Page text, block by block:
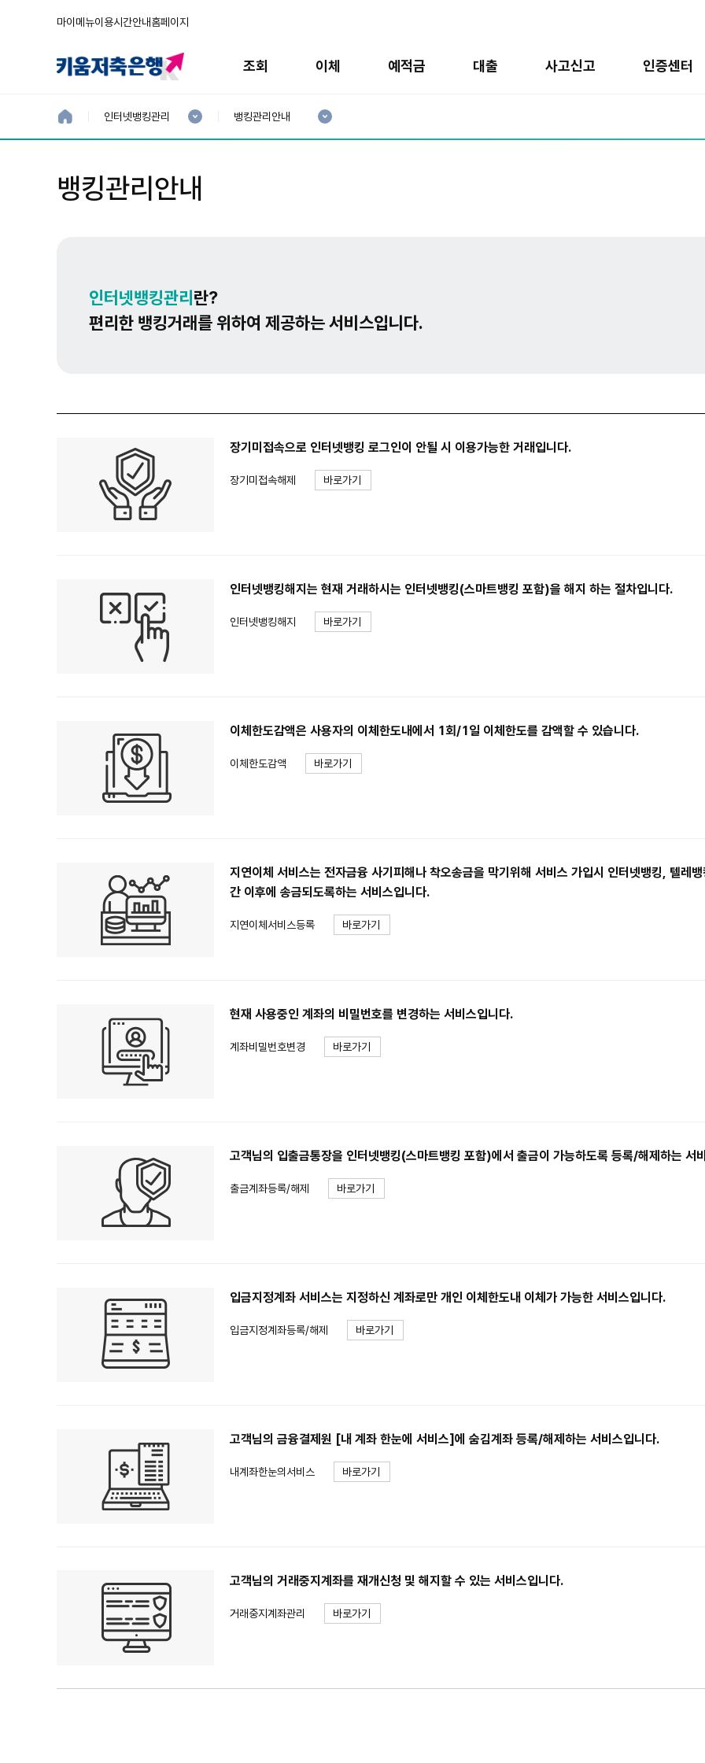
마이메뉴이용시간안내홈페이지
조회 이체 예적금 대출 사고신고 인증센터
홈
재
1
류
인터넷뱅킹관리
재
2
류
뱅킹관리안내
뱅킹관리안내
인터넷뱅킹관리란?
편리한 뱅킹거래를 위하여 제공하는 서비스입니다.
장기미접속으로 인터넷뱅킹 로그인이 안될 시 이용가능한 거래입니다.
장기미접속해제 바로가기
인터넷뱅킹해지는 현재 거래하시는 인터넷뱅킹(스마트뱅킹 포함)을 해지 하는 절차입니다.
인터넷뱅킹해지 바로가기
이체한도감액은 사용자의 이체한도내에서 1회/1일 이체한도를 감액할 수 있습니다.
이체한도감액 바로가기
지연이체 서비스는 전자금융 사기피해나 착오송금을 막기위해 서비스 가입시 인터넷뱅킹, 텔레
간 이후에 송금되도록하는 서비스입니다.
지연이체서비스등록 바로가기
현재 사용중인 계좌의 비밀번호를 변경하는 서비스입니다.
계좌비밀번호변경 바로가기
고객님의 입출금통장을 인터넷뱅킹(스마트뱅킹 포함)에서 출금이 가능하도록 등록/해제하는 서
출금계좌등록/해제 바로가기
입금지정계좌 서비스는 지정하신 계좌로만 개인 이체한도내 이체가 가능한 서비스입니다.
입금지정계좌등록/해제 바로가기
고객님의 금융결제원 [내 계좌 한눈에 서비스]에 숨김계좌 등록/해제하는 서비스입니다.
내계좌한눈의서비스 바로가기
고객님의 거래중지계좌를 재개신청 및 해지할 수 있는 서비스입니다.
거래중지계좌관리 바로가기